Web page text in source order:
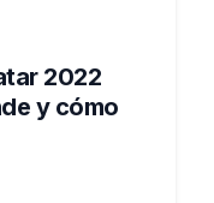
2022
y cómo